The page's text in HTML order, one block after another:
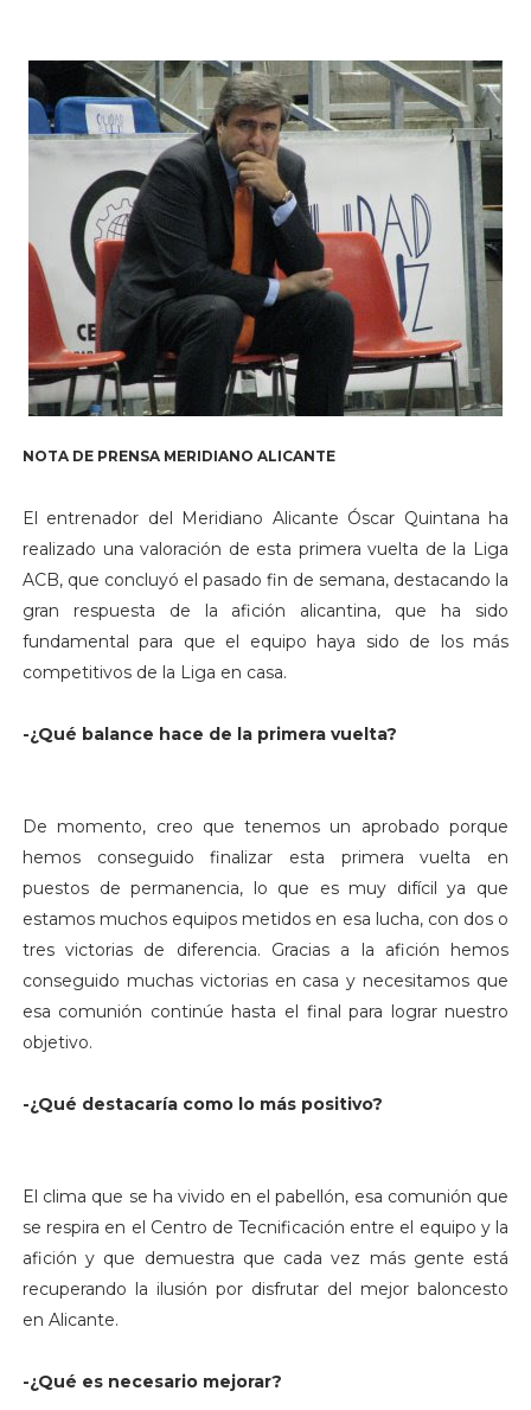
NOTA DE PRENSA MERIDIANO ALICANTE
El entrenador del Meridiano Alicante Óscar Quintana ha
realizado una valoración de esta primera vuelta de la Liga
ACB, que concluyó el pasado fin de semana, destacando la
gran respuesta de la afición alicantina, que ha sido
fundamental para que el equipo haya sido de los más
competitivos de la Liga en casa.
-¿Qué balance hace de la primera vuelta?
De momento, creo que tenemos un aprobado porque
hemos conseguido finalizar esta primera vuelta en
puestos de permanencia, lo que es muy difícil ya que
estamos muchos equipos metidos en esa lucha, con dos o
tres victorias de diferencia. Gracias a la afición hemos
conseguido muchas victorias en casa y necesitamos que
esa comunión continúe hasta el final para lograr nuestro
objetivo.
-¿Qué destacaría como lo más positivo?
El clima que se ha vivido en el pabellón, esa comunión que
se respira en el Centro de Tecnificación entre el equipo y la
afición y que demuestra que cada vez más gente está
recuperando la ilusión por disfrutar del mejor baloncesto
en Alicante.
-¿Qué es necesario mejorar?